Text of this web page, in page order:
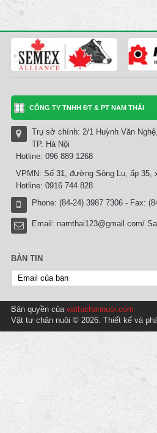
CÔNG TY TNHH ĐT & PT NAM THÁI
Trụ sở chính: 2/1 Huỳnh Văn
TP. Hà Nội
Hotline: 096 889 1268
VPMN: Số 31, đường Sông Lu, ấp 35,
Hotline: 0916 744 828
Phone: (84-24) 3987 7306 - Fax:
Email: namthai123@gmail.com/
BẢN TIN
Bản quyền của vattuchannuoi.com
Vật tư chăn nuôi © 2026. Thiết kế và